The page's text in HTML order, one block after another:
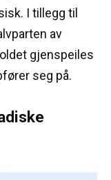
I tillegg til
av
gjenspeiles
seg på.